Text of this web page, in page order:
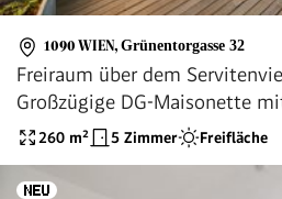
1090 WIEN, Grünentorgasse 32
Freiraum über dem
Großzügige DG-Maisonette
Aussicht und zusätzlichem
260 m² 5 Zimmer Freifläche